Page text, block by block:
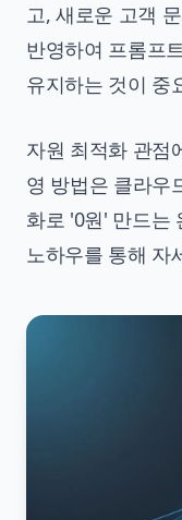
고, 새로운 고객
반영하여 프롬프
유지하는 것이 중
자원 최적화 관점
영 방법은 클라우
화로 '0원' 만드는
노하우를 통해 자